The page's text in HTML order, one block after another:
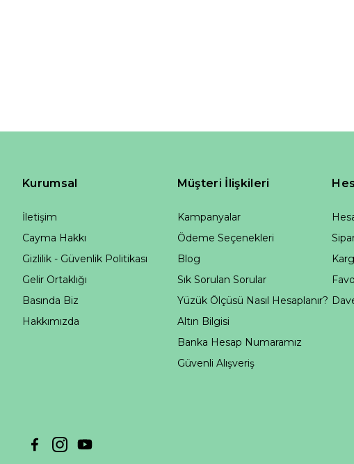
Kurumsal
İletişim
Cayma Hakkı
Gizlilik - Güvenlik Politikası
Gelir Ortaklığı
Basında Biz
Hakkımızda
Müşteri İlişkileri
Kampanyalar
Ödeme Seçenekleri
Blog
Sık Sorulan Sorular
Yüzük Ölçüsü Nasıl Hesaplanır?
Altın Bilgisi
Banka Hesap Numaramız
Güvenli Alışveriş